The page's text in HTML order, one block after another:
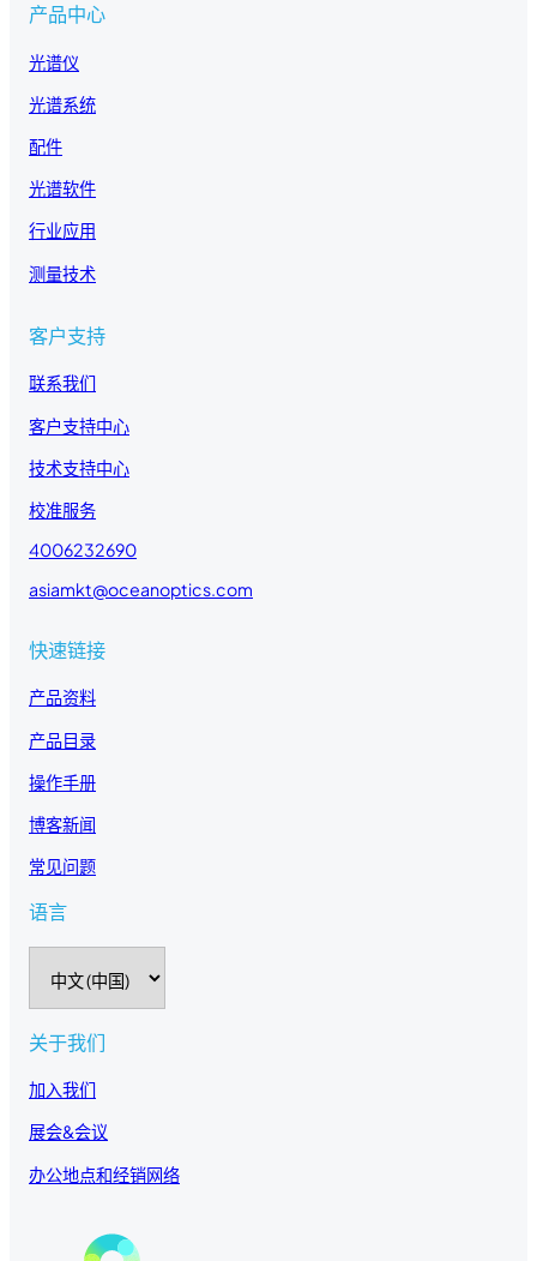
产品中心
光谱仪
光谱系统
配件
光谱软件
行业应用
测量技术
客户支持
联系我们
客户支持中心
技术支持中心
校准服务
4006232690
asiamkt@oceanoptics.com
快速链接
产品资料
产品目录
操作手册
博客新闻
常见问题
语言
语
言
关于我们
加入我们
展会&会议
办公地点和经销网络